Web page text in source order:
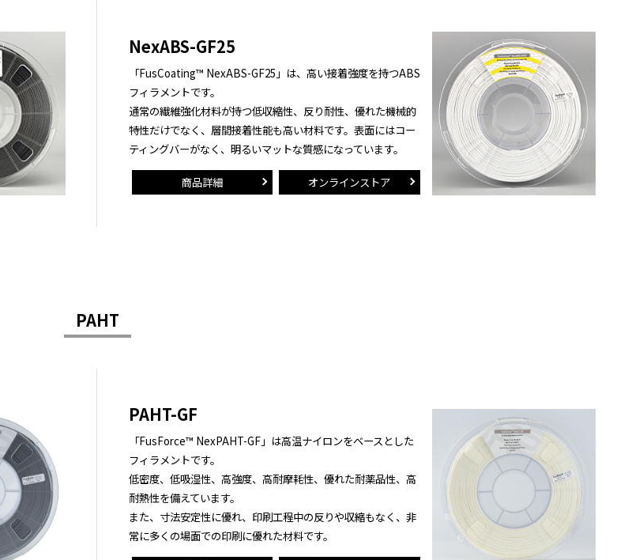
NexABS-GF25
「FusCoating™ NexABS-GF25」は、高い接着強度を持つABS
フィラメントです。
通常の繊維強化材料が持つ低収縮性、反り耐性、優れた機械的
特性だけでなく、層間接着性能も高い材料です。表面にはコー
ティングバーがなく、明るいマットな質感になっています。
商品詳細 オンラインストア
PAHT
PAHT-GF
「FusForce™ NexPAHT-GF」は高温ナイロンをベースとした
フィラメントです。
低密度、低吸湿性、高強度、高耐摩耗性、優れた耐薬品性、高
耐熱性を備えています。
また、寸法安定性に優れ、印刷工程中の反りや収縮もなく、非
常に多くの場面での印刷に優れた材料です。